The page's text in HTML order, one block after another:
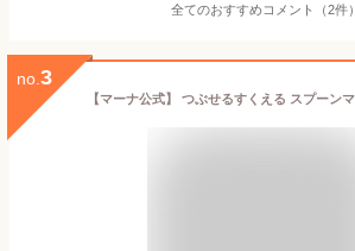
全てのおすすめコメント（2件）
no. 3